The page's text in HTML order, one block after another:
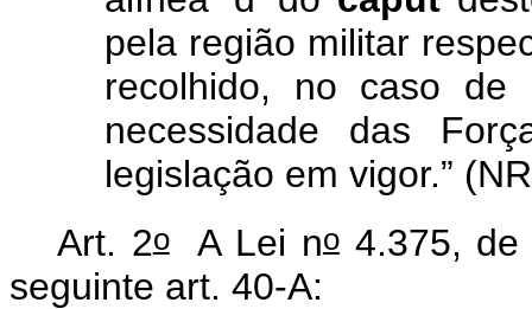
pela região militar
recolhido, no caso de
necessidade das
legislação em vigor.”
Art. 2oA Lei no4.375, de
seguinte art. 40-A: